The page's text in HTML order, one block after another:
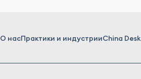
О насПрактики и индустрииChina Desk